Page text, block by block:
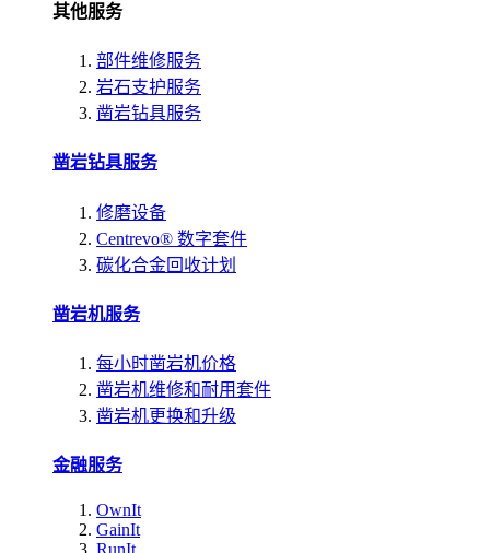
其他服务
部件维修服务
岩石支护服务
凿岩钻具服务
凿岩钻具服务
修磨设备
Centrevo® 数字套件
碳化合金回收计划
凿岩机服务
每小时凿岩机价格
凿岩机维修和耐用套件
凿岩机更换和升级
金融服务
OwnIt
GainIt
RunIt